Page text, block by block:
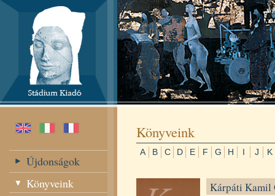
Újdonságok
Könyveink
Könyveink
A B C D E F G H I J K
Kárpáti Kamil